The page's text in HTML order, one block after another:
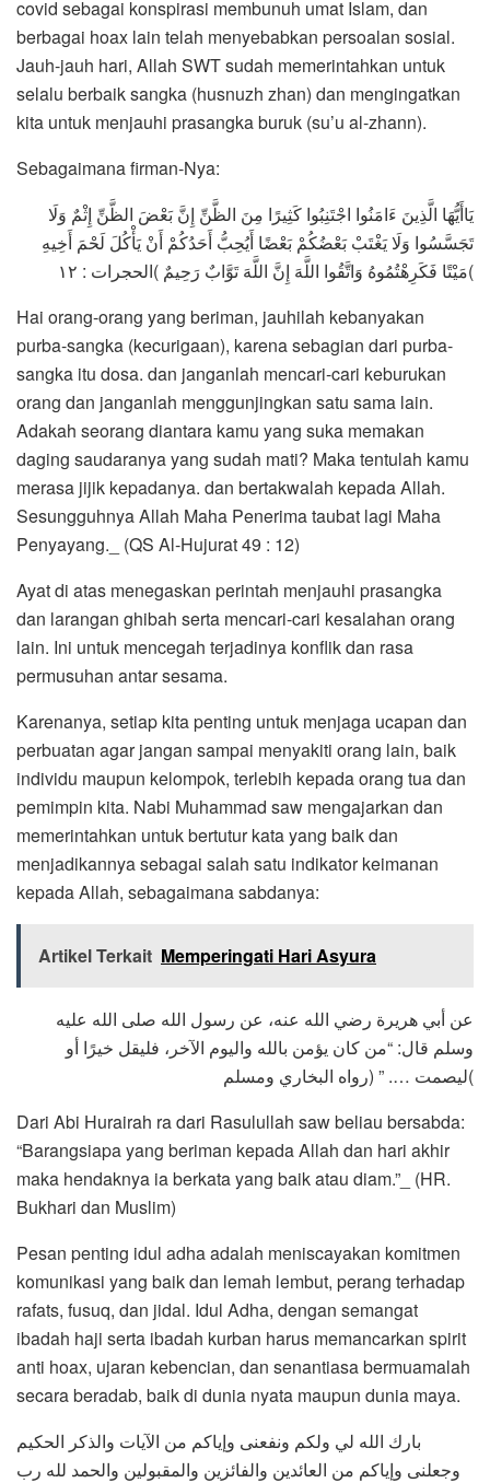
covid sebagai konspirasi membunuh umat Islam, dan
berbagai hoax lain telah menyebabkan persoalan sosial.
Jauh-jauh hari, Allah SWT sudah memerintahkan untuk
selalu berbaik sangka (husnuzh zhan) dan mengingatkan
kita untuk menjauhi prasangka buruk (su’u al-zhann).
Sebagaimana firman-Nya:
يَاأَيُّهَا الَّذِينَ ءَامَنُوا اجْتَنِبُوا كَثِيرًا مِنَ الظَّنِّ إِنَّ بَعْضَ الظَّنِّ إِثْمٌ وَلَا
تَجَسَّسُوا وَلَا يَغْتَبْ بَعْضُكُمْ بَعْضًا أَيُحِبُّ أَحَدُكُمْ أَنْ يَأْكُلَ لَحْمَ أَخِيهِ
مَيْتًا فَكَرِهْتُمُوهُ وَاتَّقُوا اللَّهَ إِنَّ اللَّهَ تَوَّابٌ رَحِيمٌ )الحجرات : ١٢(
Hai orang-orang yang beriman, jauhilah kebanyakan
purba-sangka (kecurigaan), karena sebagian dari purba-
sangka itu dosa. dan janganlah mencari-cari keburukan
orang dan janganlah menggunjingkan satu sama lain.
Adakah seorang diantara kamu yang suka memakan
daging saudaranya yang sudah mati? Maka tentulah kamu
merasa jijik kepadanya. dan bertakwalah kepada Allah.
Sesungguhnya Allah Maha Penerima taubat lagi Maha
Penyayang._ (QS Al-Hujurat 49 : 12)
Ayat di atas menegaskan perintah menjauhi prasangka
dan larangan ghibah serta mencari-cari kesalahan orang
lain. Ini untuk mencegah terjadinya konflik dan rasa
permusuhan antar sesama.
Karenanya, setiap kita penting untuk menjaga ucapan dan
perbuatan agar jangan sampai menyakiti orang lain, baik
individu maupun kelompok, terlebih kepada orang tua dan
pemimpin kita. Nabi Muhammad saw mengajarkan dan
memerintahkan untuk bertutur kata yang baik dan
menjadikannya sebagai salah satu indikator keimanan
kepada Allah, sebagaimana sabdanya:
Artikel Terkait Memperingati Hari Asyura
عن أبي هريرة رضي الله عنه، عن رسول الله صلى الله عليه
وسلم قال: “من كان يؤمن بالله واليوم الآخر، فليقل خيرًا أو
ليصمت …. ” (رواه البخاري ومسلم(
Dari Abi Hurairah ra dari Rasulullah saw beliau bersabda:
“Barangsiapa yang beriman kepada Allah dan hari akhir
maka hendaknya ia berkata yang baik atau diam.”_ (HR.
Bukhari dan Muslim)
Pesan penting idul adha adalah meniscayakan komitmen
komunikasi yang baik dan lemah lembut, perang terhadap
rafats, fusuq, dan jidal. Idul Adha, dengan semangat
ibadah haji serta ibadah kurban harus memancarkan spirit
anti hoax, ujaran kebencian, dan senantiasa bermuamalah
secara beradab, baik di dunia nyata maupun dunia maya.
بارك الله لي ولكم ونفعنى وإياكم من الآيات والذكر الحكيم
وجعلنى وإياكم من العائدين والفائزين والمقبولين والحمد لله رب